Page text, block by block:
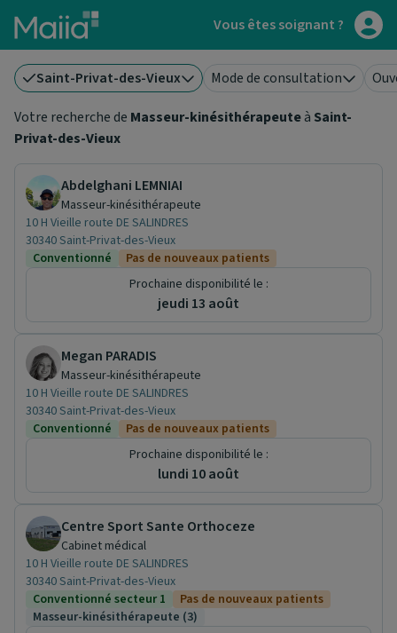
Aller au contenu principal Vous êtes soignant ?
Saint-Privat-des-Vieux Mode de consultation
Votre recherche de Masseur-kinésithérapeuteà Saint-
Privat-des-Vieux
Abdelghani LEMNIAI
Masseur-kinésithérapeute
10 H Vieille route DE SALINDRES
30340 Saint-Privat-des-Vieux
Conventionné
Pas de nouveaux patients
Prochaine disponibilité le :
jeudi 13 août
Megan PARADIS
Masseur-kinésithérapeute
10 H Vieille route DE SALINDRES
30340 Saint-Privat-des-Vieux
Conventionné
Pas de nouveaux patients
Prochaine disponibilité le :
lundi 10 août
Centre Sport Sante Orthoceze
Cabinet médical
10 H Vieille route DE SALINDRES
30340 Saint-Privat-des-Vieux
Conventionné secteur 1
Pas de nouveaux patients
Masseur-kinésithérapeute (3)